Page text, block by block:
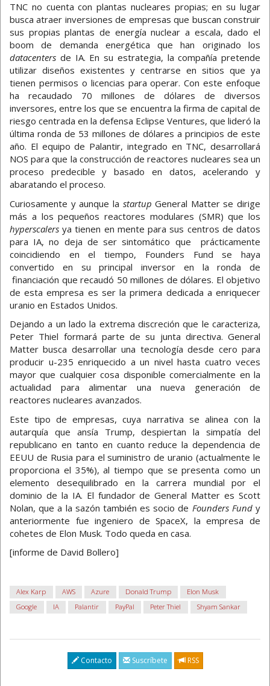
TNC no cuenta con plantas nucleares propias; en su lugar
busca atraer inversiones de empresas que buscan construir
sus propias plantas de energía nuclear a escala, dado el
boom de demanda energética que han originado los
datacenters de IA. En su estrategia, la compañía pretende
utilizar diseños existentes y centrarse en sitios que ya
tienen permisos o licencias para operar. Con este enfoque
ha recaudado 70 millones de dólares de diversos
inversores, entre los que se encuentra la firma de capital de
riesgo centrada en la defensa Eclipse Ventures, que lideró la
última ronda de 53 millones de dólares a principios de este
año. El equipo de Palantir, integrado en TNC, desarrollará
NOS para que la construcción de reactores nucleares sea un
proceso predecible y basado en datos, acelerando y
abaratando el proceso.
Curiosamente y aunque la startup General Matter se dirige
más a los pequeños reactores modulares (SMR) que los
hyperscalers ya tienen en mente para sus centros de datos
para IA, no deja de ser sintomático que prácticamente
coincidiendo en el tiempo, Founders Fund se haya
convertido en su principal inversor en la ronda de
financiación que recaudó 50 millones de dólares. El objetivo
de esta empresa es ser la primera dedicada a enriquecer
uranio en Estados Unidos.
Dejando a un lado la extrema discreción que le caracteriza,
Peter Thiel formará parte de su junta directiva. General
Matter busca desarrollar una tecnología desde cero para
producir u-235 enriquecido a un nivel hasta cuatro veces
mayor que cualquier cosa disponible comercialmente en la
actualidad para alimentar una nueva generación de
reactores nucleares avanzados.
Este tipo de empresas, cuya narrativa se alinea con la
autarquía que ansía Trump, despiertan la simpatía del
republicano en tanto en cuanto reduce la dependencia de
EEUU de Rusia para el suministro de uranio (actualmente le
proporciona el 35%), al tiempo que se presenta como un
elemento desequilibrado en la carrera mundial por el
dominio de la IA. El fundador de General Matter es Scott
Nolan, que a la sazón también es socio de Founders Fundy
anteriormente fue ingeniero de SpaceX, la empresa de
cohetes de Elon Musk. Todo queda en casa.
[informe de David Bollero]
Alex Karp AWS Azure Donald Trump
Elon Musk
Google
IA Palantir PayPal Peter Thiel Shyam Sankar
Contacto Suscríbete RSS